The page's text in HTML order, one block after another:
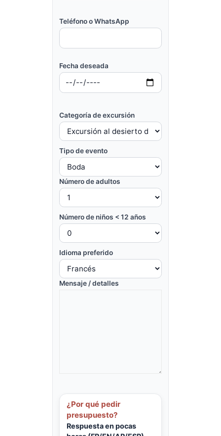
Teléfono o WhatsApp
Fecha deseada
Categoría de excursión
Tipo de evento
Número de adultos
Número de niños < 12 años
Idioma preferido
Mensaje / detalles
¿Por qué pedir
presupuesto?
Respuesta en pocas